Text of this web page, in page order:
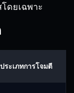
ดยเฉพาะ
ประเภทการโจมตี